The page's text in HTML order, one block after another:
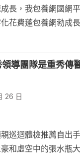
長，我包養網國網
花費蓬包養網勃成
導團隊是重秀傳
26 日
親巡迴體檢推薦自出
和虛空中的張水瓶